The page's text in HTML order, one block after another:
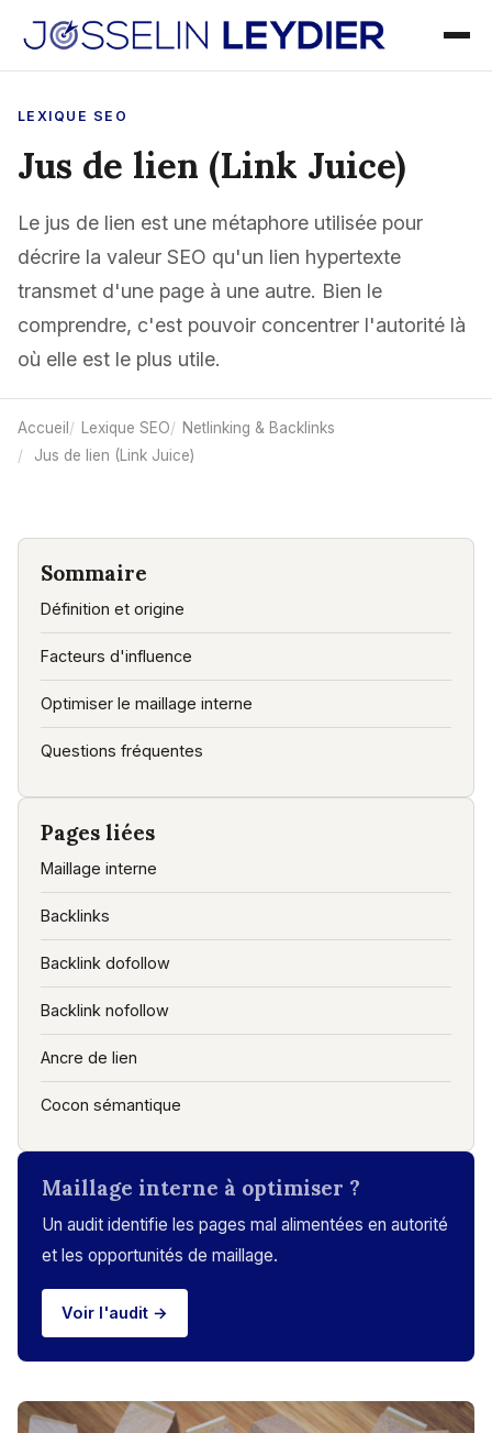
LEXIQUE SEO
Jus de lien (Link Juice)
Le jus de lien est une métaphore utilisée pour
décrire la valeur SEO qu'un lien hypertexte
transmet d'une page à une autre. Bien le
comprendre, c'est pouvoir concentrer l'autorité là
où elle est le plus utile.
Accueil Lexique SEO
Netlinking & Backlinks
Jus de lien (Link Juice)
Sommaire
Définition et origine
Facteurs d'influence
Optimiser le maillage interne
Questions fréquentes
Pages liées
Maillage interne
Backlinks
Backlink dofollow
Backlink nofollow
Ancre de lien
Cocon sémantique
Maillage interne à optimiser ?
Un audit identifie les pages mal alimentées en autorité
et les opportunités de maillage.
Voir l'audit →